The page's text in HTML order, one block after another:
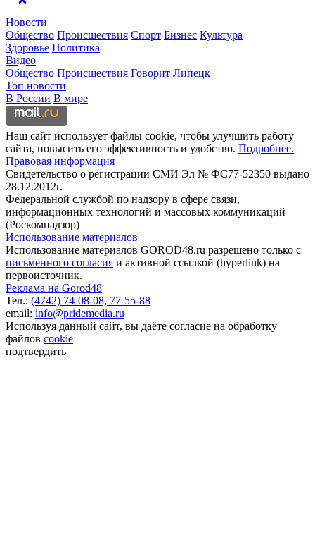
Новости
Общество Происшествия Спорт Бизнес Культура
Здоровье Политика
Видео
Общество Происшествия Говорит Липецк
Топ новости
В России В мире
Наш сайт использует файлы cookie, чтобы улучшить работу
сайта, повысить его эффективность и удобство. Подробнее.
Правовая информация
Свидетельство о регистрации СМИ Эл № ФС77-52350 выдано
28.12.2012г.
Федеральной службой по надзору в сфере связи,
информационных технологий и массовых коммуникаций
(Роскомнадзор)
Использование материалов
Использование материалов GOROD48.ru разрешено только с
письменного согласия и активной ссылкой (hyperlink) на
первоисточник.
Реклама на Gorod48
Тел.: (4742) 74-08-08, 77-55-88
email: info@pridemedia.ru
Используя данный сайт, вы даёте согласие на обработку
файлов cookie
подтвердить